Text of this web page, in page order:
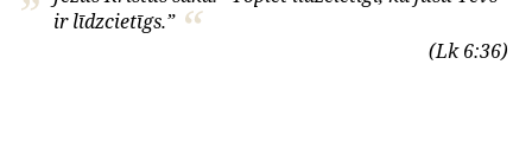
ir līdzcietīgs.”
(Lk 6:36)